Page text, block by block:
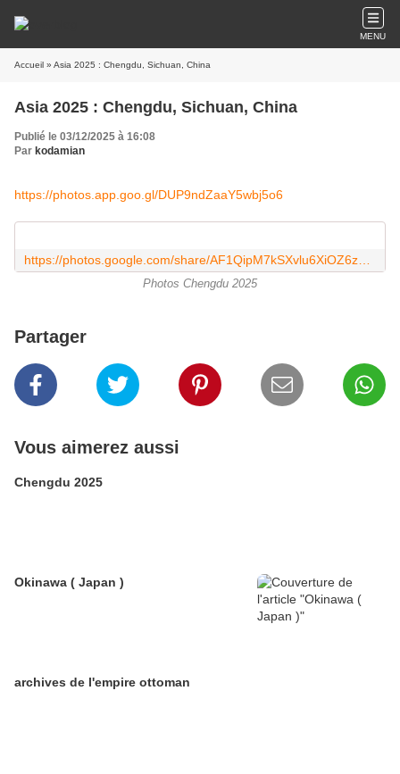
MENU
Accueil » Asia 2025 : Chengdu, Sichuan, China
Asia 2025 : Chengdu, Sichuan, China
Publié le 03/12/2025 à 16:08
Par kodamian
https://photos.app.goo.gl/DUP9ndZaaY5wbj5o6
Photos Chengdu 2025
Partager
Vous aimerez aussi
Chengdu 2025
Okinawa ( Japan )
archives de l'empire ottoman